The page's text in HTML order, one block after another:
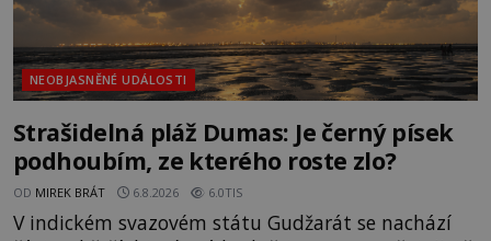
NEOBJASNĚNÉ UDÁLOSTI
Strašidelná pláž Dumas: Je černý písek
podhoubím, ze kterého roste zlo?
OD MIREK BRÁT 6.8.2026 6.0TIS
V indickém svazovém státu Gudžarát se nachází